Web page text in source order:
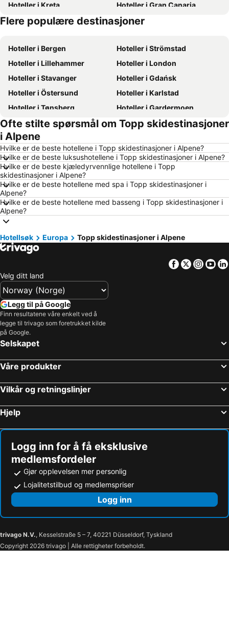
Hoteller i Kreta
Hoteller i Gran Canaria
Hoteller i Sverige
Hoteller i Oslo
Flere populære destinasjoner
Hoteller i Bergen
Hoteller i Strömstad
Hoteller i Lillehammer
Hoteller i London
Hoteller i Stavanger
Hoteller i Gdańsk
Hoteller i Östersund
Hoteller i Karlstad
Hoteller i Tønsberg
Hoteller i Gardermoen
Hoteller i Hamar
Hoteller i Bodø
Hoteller i Geilo
Hoteller i Ålesund
Hoteller i Fredrikstad
Hoteller i Sandefjord
Hoteller i Aalborg
Hoteller i Roma
Hoteller i Norge
Hoteller i Hellas
Hoteller i Danmark
Hoteller i Koh Samui
Hoteller i Gardasjøen
Hoteller i Malta
Hoteller i Region Nordjylland
Hoteller i Kroatia
Hoteller i Maldivene
Hoteller i Lofoten
Ofte stilte spørsmål om Topp skidestinasjoner
i Alpene
Hvilke er de beste hotellene i Topp skidestinasjoner i Alpene?
Hvilke er de beste luksushotellene i Topp skidestinasjoner i Alpene?
Hvilke er de beste kjæledyrvennlige hotellene i Topp
skidestinasjoner i Alpene?
Hvilke er de beste hotellene med spa i Topp skidestinasjoner i
Alpene?
Hvilke er de beste hotellene med basseng i Topp skidestinasjoner i
Alpene?
Hotellsøk Europa Topp skidestinasjoner i Alpene
Facebook
Twitter
Velg ditt land
Legg til på Google
Finn resultatene våre enkelt ved å
legge til trivago som foretrukket kilde
på Google.
Selskapet
Våre produkter
Vilkår og retningslinjer
Hjelp
Logg inn for å få eksklusive
medlemsfordeler
Gjør opplevelsen mer personlig
Lojalitetstilbud og medlemspriser
Logg inn
trivago N.V., Kesselstraße 5 – 7, 40221 Düsseldorf, Tyskland
Copyright 2026 trivago | Alle rettigheter forbeholdt.